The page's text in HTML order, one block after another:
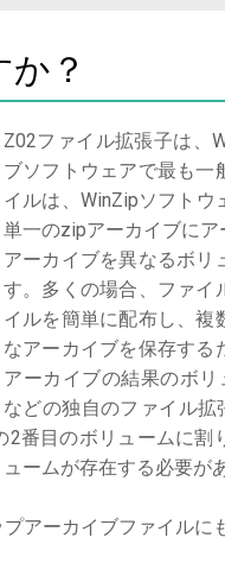
？
Z02ファイル拡張子は、
ブソフトウェアで最も一
イルは、WinZipソフト
単一のzipアーカイブに
アーカイブを異なるボリ
す。多くの場合、ファイ
イルを簡単に配布し、複
なアーカイブを保存する
アーカイブの結果のボ
などの独自のファイル
番目のボリュームに
ームが存在する必要が
アーカイブファイルに